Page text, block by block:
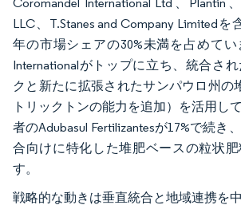
LLC、T.Stanes and Company Limitedを
年の市場シェアの30%未満を占めてい
Internationalがトップに立ち、統合さ
クと新たに拡張されたサンパウロ州の
トリックトンの能力を追加）を活用し
者のAdubasul Fertilizantesが17%で続き
合向けに特化した堆肥ベースの粒状
す。
戦略的な動きは垂直統合と地域連携を